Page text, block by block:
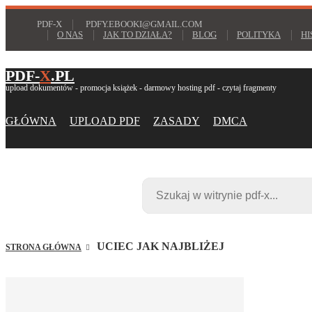
PDF-X
PDFY.EBOOKI@GMAIL.COM
O NAS
JAK TO DZIAŁA? BLOG POLITYKA
PDF-X.PL
upload dokumentów - promocja książek - darmowy hosting pdf - czytaj fragmenty
GŁÓWNA UPLOAD PDF ZASADY DMCA
STRONA GŁÓWNA UCIEC JAK NAJBLIŻEJ